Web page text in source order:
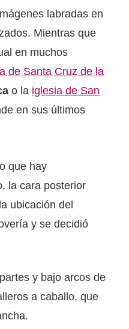
labradas en
Mientras que
en muchos
de Santa Cruz de la
o la iglesia de San
en sus últimos
que hay
la cara posterior
ubicación del
y se decidió
y bajo arcos de
a caballo, que